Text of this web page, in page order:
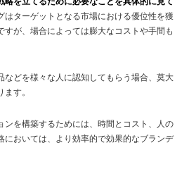
はターゲットとなる市場における優位性を獲
が、場合によっては膨大なコストや手間も
などを様々な人に認知してもらう場合、莫大
す。
ンを構築するためには、時間とコスト、人の
においては、より効率的で効果的なブランデ